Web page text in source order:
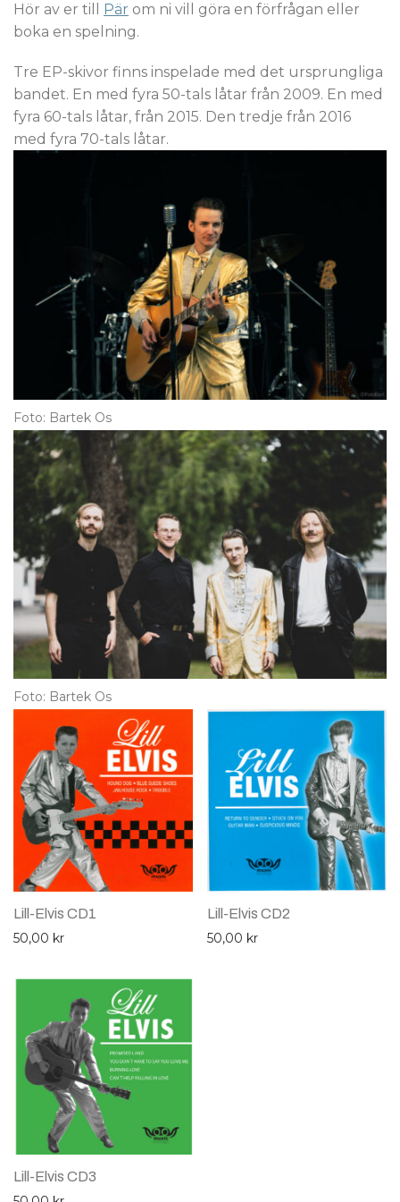
Hör av er till Pär om ni vill göra en förfrågan eller
boka en spelning.
Tre EP-skivor finns inspelade med det ursprungliga
bandet. En med fyra 50-tals låtar från 2009. En med
fyra 60-tals låtar, från 2015. Den tredje från 2016
med fyra 70-tals låtar.
Foto: Bartek Os
Foto: Bartek Os
Lill-Elvis CD1
50,00 kr
Lill-Elvis CD2
50,00 kr
Lill-Elvis CD3